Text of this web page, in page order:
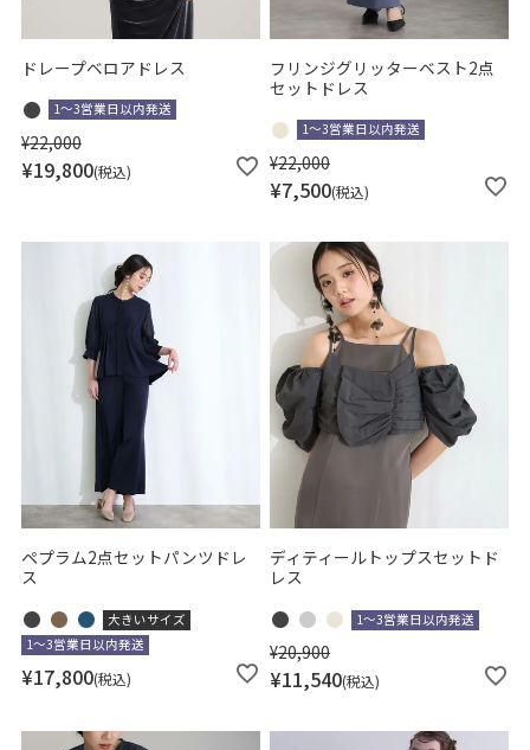
ドレープベロアドレス
1～3営業日以内発送
¥22,000
¥19,800 税込
フリンジグリッターベスト2点
セットドレス
1～3営業日以内発送
¥22,000
¥7,500 税込
ペプラム2点セットパンツドレ
ス
大きいサイズ
1～3営業日以内発送
¥17,800 税込
ディティールトップスセットド
レス
1～3営業日以内発送
¥20,900
¥11,540 税込